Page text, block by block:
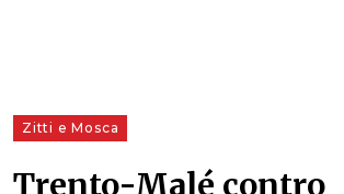
Zitti e Mosca
Trento-Malé contro